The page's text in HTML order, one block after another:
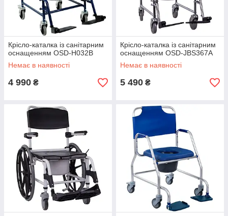
Крісло-каталка із санітарним
оснащенням OSD-H032B
Немає в наявності
4 990 ₴
Крісло-каталка із санітарним
оснащенням OSD-JBS367A
Немає в наявності
5 490 ₴